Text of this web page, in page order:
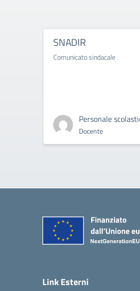
SNADIR
Comunicato sindacale
Personale
Docente
Link Esterni